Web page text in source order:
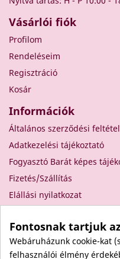
Vásárlói fiók
Profilom
Rendeléseim
Regisztráció
Kosár
Információk
Általános szerződési
Adatkezelési tájékoztató
Fogyasztó Barát képes
Fizetés/Szállítás
Elállási nyilatkozat
Rólunk
Kapcsolat
Fontosnak tartjuk
Webáruházunk cookie-kat
felhasználói élmény